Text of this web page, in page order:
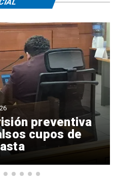
preventiva
cupos de